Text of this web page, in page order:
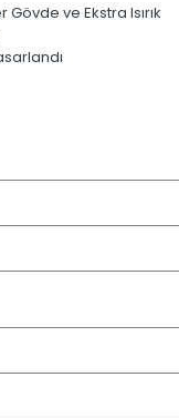
ve Ekstra Isırık